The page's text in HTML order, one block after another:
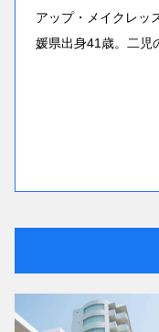
アップ・メイクレッ
媛県出身41歳。二児